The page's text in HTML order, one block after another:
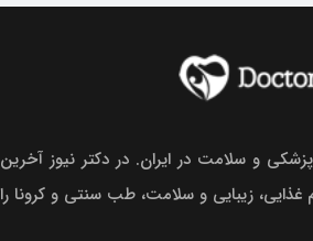
و سلامت در ایران. در دکتر نیوز آخرین
غذایی، زیبایی و سلامت، طب سنتی و کرونا را